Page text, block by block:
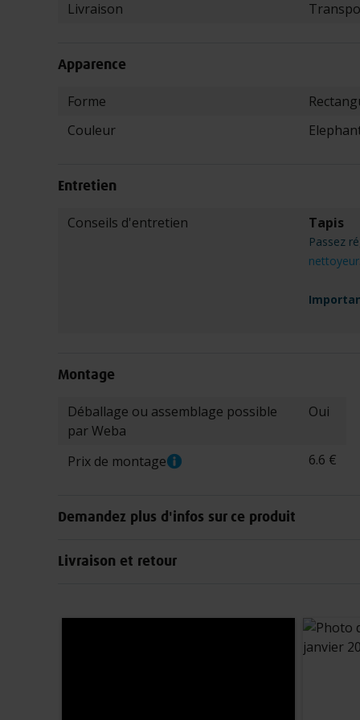
Livraison
Apparence
Caractéristiques
Forme
Couleur
Entretien
Caractéristiques
Conseils d'entretien Tapis
Passez
nettoyeur
Montage
Caractéristiques
Déballage ou assemblage possible
par Weba
Oui
Prix de montage 6.6 €
Demandez plus d'infos sur ce produit
Livraison et retour